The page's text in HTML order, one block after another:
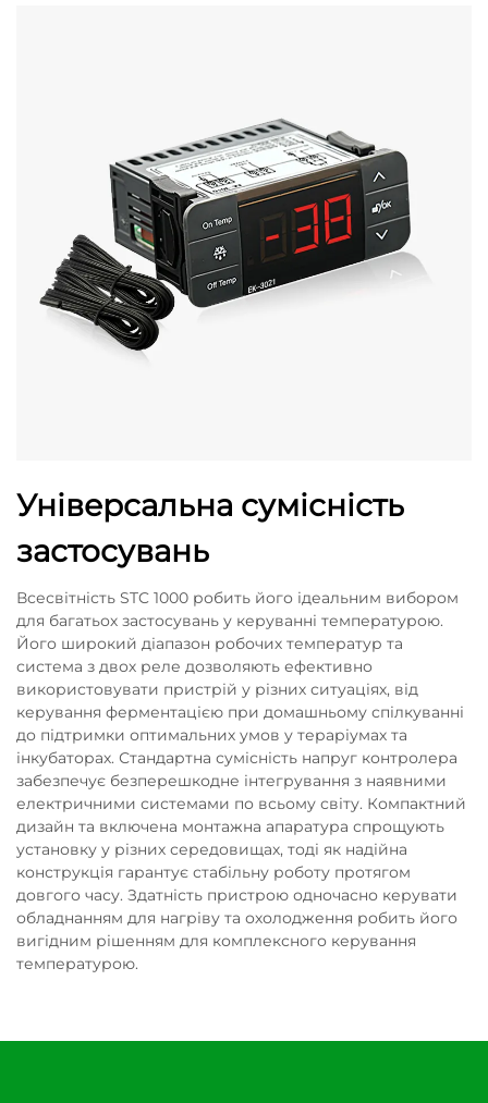
Універсальна сумісність
застосувань
Всесвітність STC 1000 робить його ідеальним вибором
для багатьох застосувань у керуванні температурою.
Його широкий діапазон робочих температур та
система з двох реле дозволяють ефективно
використовувати пристрій у різних ситуаціях, від
керування ферментацією при домашньому спілкуванні
до підтримки оптимальних умов у тераріумах та
інкубаторах. Стандартна сумісність напруг контролера
забезпечує безперешкодне інтегрування з наявними
електричними системами по всьому світу. Компактний
дизайн та включена монтажна апаратура спрощують
установку у різних середовищах, тоді як надійна
конструкція гарантує стабільну роботу протягом
довгого часу. Здатність пристрою одночасно керувати
обладнанням для нагріву та охолодження робить його
вигідним рішенням для комплексного керування
температурою.